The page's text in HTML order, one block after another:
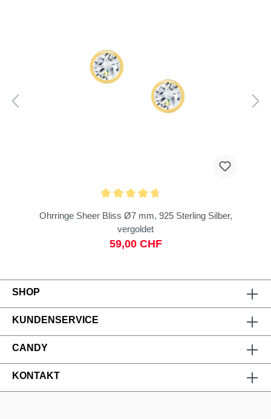
Ohrringe Sheer Bliss Ø7 mm, 925 Sterling Silber,
vergoldet
59,00 CHF
KONTAKT
SHOP
KUNDENSERVICE
CANDY